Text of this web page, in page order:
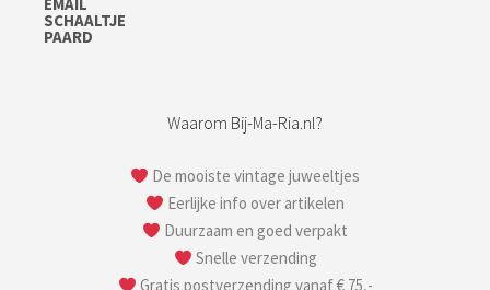
Waarom Bij-Ma-Ria.nl?
De mooiste vintage juweeltjes
Eerlijke info over artikelen
Duurzaam en goed verpakt
Snelle verzending
Gratis postverzending vanaf € 75,-